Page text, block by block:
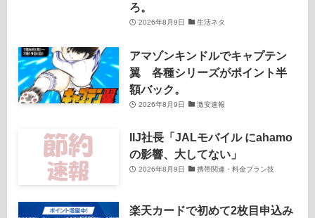
ろ。
2026年8月9日 生活ネタ
アマゾンキンドルでキャプテン
翼 各種シリーズがポイント半
額バック。
2026年8月9日 激安速報
IIJ社長「JALモバイル にahamo
の影響、大してない」
2026年8月9日 携帯関連・料金プラン技
楽天カードで初めて2枚目申込み